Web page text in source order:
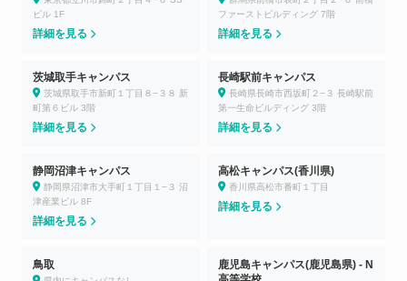
ビル 1F
詳細を見る
ファーストビルディング 7階
詳細を見る
茨城取手キャンパス
茨城県取手市新町１丁目８−３８ 新
町第６ビル 3階
詳細を見る
長崎駅前キャンパス
長崎県長崎市西坂町２−３ 長崎駅前
第一生命ビルディング 3階
詳細を見る
静岡沼津キャンパス
静岡県沼津市大手町１丁目１−３ 沼
津産業ビル 8F
詳細を見る
高松キャンパス(香川県)
香川県高松市番町１丁目
詳細を見る
鳥取
鹿児島キャンパス(鹿児島県) - N